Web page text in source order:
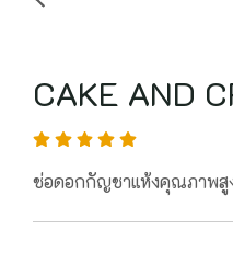
CAKE AND
ช่อดอกกัญชาแห้งคุณภาพสู